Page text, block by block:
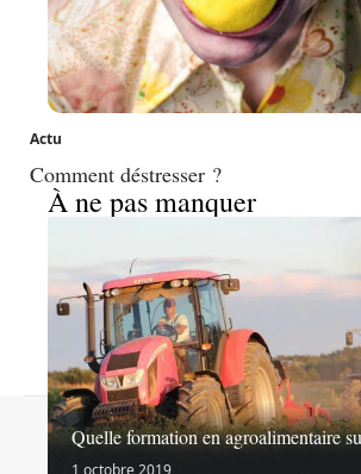
Actu
Comment déstresser ?
À ne pas manquer
Quelle formation en agroalimentaire
1 octobre 2019
Contact Mentions légales